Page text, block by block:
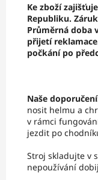
Ke zboží
Republiku.
Průměrná doba
přijetí
počkání po
Naše
nosit helmu a
v rámci
jezdit po
Stroj skladujte v
nepoužívání